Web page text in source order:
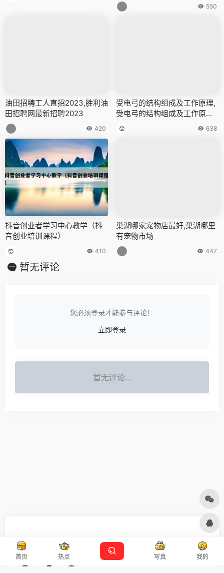
550
油田招聘工人直招2023,胜利油
田招聘网最新招聘2023
420
受电弓的结构组成及工作原理,
受电弓的结构组成及工作原理
是什么
638
抖音创业者学习中心教学（抖
音创业培训课程）
410
巢湖哪家宠物店最好,巢湖哪里
有宠物市场
447
暂无评论
您必须登录才能参与评论！
立即登录
暂无评论...
首页 热点 写真 我的
友链申请 免责声明 广告合作 设计师导航